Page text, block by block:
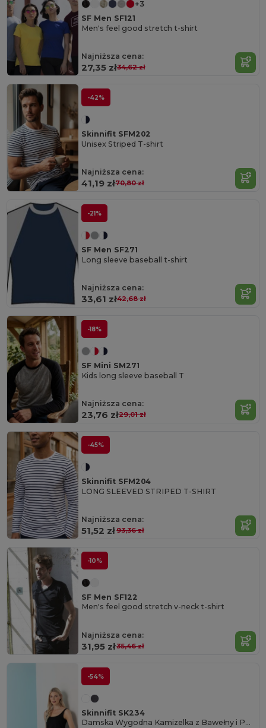
+3
SF Men SF121
Men's feel good stretch t-shirt
Najniższa cena:
27,35 zł34,62 zł
-42%
Skinnifit SFM202
Unisex Striped T-shirt
Najniższa cena:
41,19 zł70,80 zł
-21%
SF Men SF271
Long sleeve baseball t-shirt
Najniższa cena:
33,61 zł42,68 zł
-18%
SF Mini SM271
Kids long sleeve baseball T
Najniższa cena:
23,76 zł29,01 zł
-45%
Skinnifit SFM204
LONG SLEEVED STRIPED T-SHIRT
Najniższa cena:
51,52 zł93,36 zł
-10%
SF Men SF122
Men's feel good stretch v-neck t-shirt
Najniższa cena:
31,95 zł35,46 zł
-54%
Skinnifit SK234
Damska Wygodna Kamizelka z Bawełny i Poliestru